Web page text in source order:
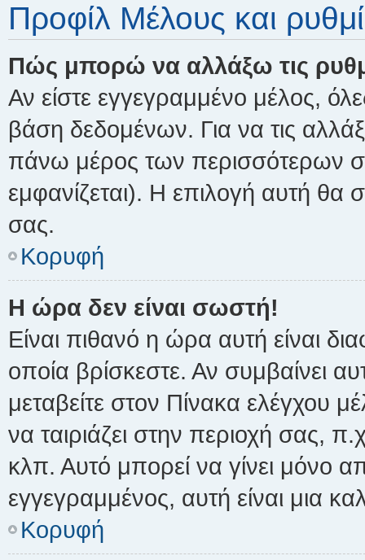
Προφίλ Μέλους και
Πώς μπορώ να αλλάξω τις
Αν είστε εγγεγραμμένο μέλος,
βάση δεδομένων. Για να τις
πάνω μέρος των περισσότερων
εμφανίζεται). Η επιλογή αυτή θα
σας.
Κορυφή
Η ώρα δεν είναι σωστή!
Είναι πιθανό η ώρα αυτή είναι
οποία βρίσκεστε. Αν συμβαίνει
μεταβείτε στον Πίνακα ελέγχου
να ταιριάζει στην περιοχή σας,
κλπ. Αυτό μπορεί να γίνει μόνο
εγγεγραμμένος, αυτή είναι μια
Κορυφή